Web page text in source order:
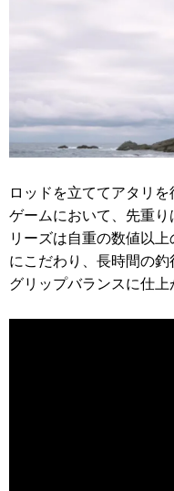
ロッドを立ててアタリ
ゲームにおいて、先重
リーズは自重の数値以
にこだわり、長時間の
グリップバランスに仕上